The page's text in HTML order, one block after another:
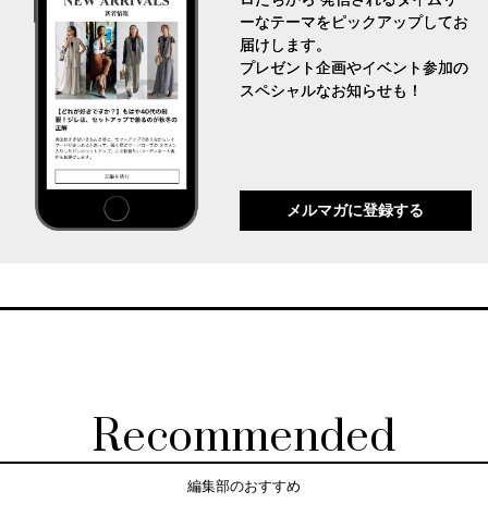
ーなテーマをピックアップしてお
届けします。
プレゼント企画やイベント参加の
スペシャルなお知らせも！
メルマガに登録する
Recommended
編集部のおすすめ